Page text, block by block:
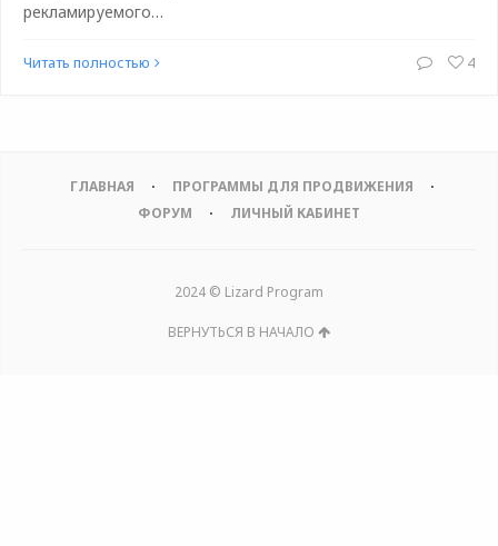
рекламируемого…
Читать полностью 4
ГЛАВНАЯ
ПРОГРАММЫ ДЛЯ ПРОДВИЖЕНИЯ
ФОРУМ
ЛИЧНЫЙ КАБИНЕТ
2024 © Lizard Program
ВЕРНУТЬСЯ В НАЧАЛО